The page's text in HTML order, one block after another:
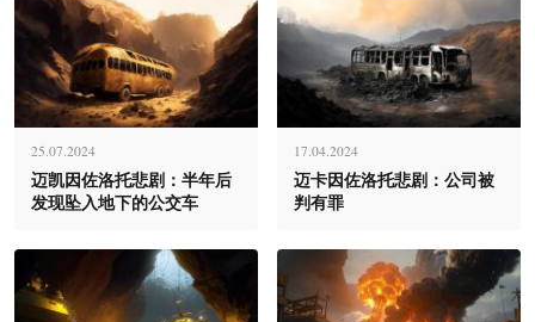
25.07.2024
迈凯因佐洛托悲剧：半年后
发现坠入地下的公交车
17.04.2024
迈卡因佐洛托悲剧：公司被
判有罪